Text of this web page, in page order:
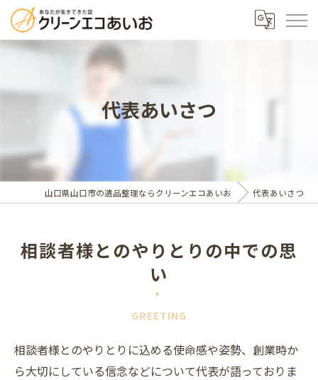
代表あいさつ
山口県山口市の遺品整理ならクリーンエコあいお 代表あいさつ
相談者様とのやりとりの中での思
い
GREETING
相談者様とのやりとりに込める使命感や姿勢、創業時か
ら大切にしている信念などについて代表が語っておりま